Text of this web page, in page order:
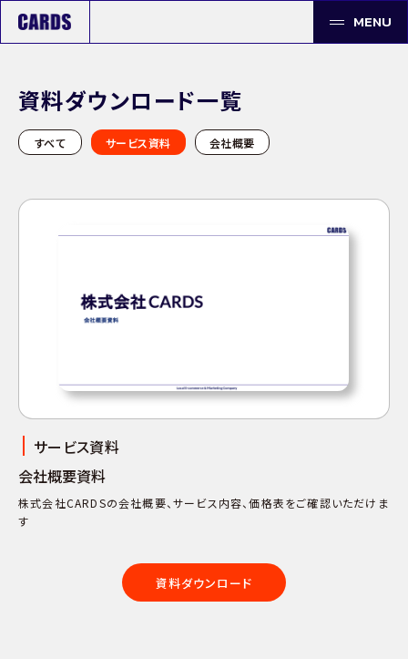
MENU
資料ダウンロード一覧
すべて サービス資料 会社概要
サービス資料
会社概要資料
株式会社CARDSの会社概要、サービス内容、価格表をご確認いただけま
す
資料ダウンロード